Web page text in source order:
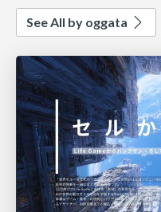
See All by oggata